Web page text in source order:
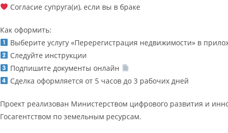
Согласие супруга(и), если вы в браке
Как оформить:
Выберите услугу «Перерегистрация недвижимости» в
Следуйте инструкции
Подпишите документы онлайн
Сделка оформляется от 5 часов до 3 рабочих дней
Проект реализован Министерством цифрового развития и
Госагентством по земельным ресурсам.